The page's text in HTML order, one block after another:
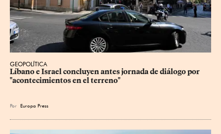
GEOPOLÍTICA
Líbano e Israel concluyen antes jornada de diálogo por
"acontecimientos en el terreno"
Por Europa Press